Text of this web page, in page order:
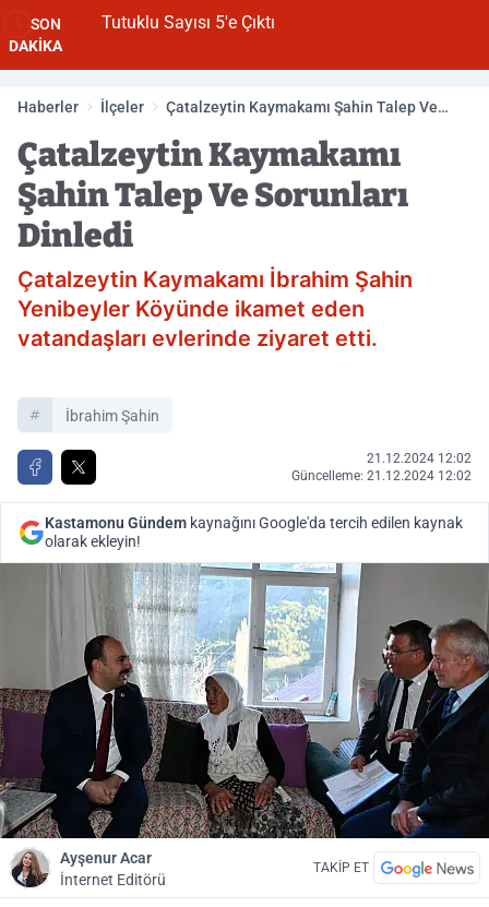
SON
DAKİKA
Tutuklu Sayısı 5'e Çıktı
Haberler İlçeler
Çatalzeytin Kaymakamı Şahin Talep Ve
Çatalzeytin Kaymakamı
Şahin Talep Ve Sorunları
Dinledi
Çatalzeytin Kaymakamı İbrahim Şahin
Yenibeyler Köyünde ikamet eden
vatandaşları evlerinde ziyaret etti.
İbrahim Şahin
21.12.2024 12:02
Güncelleme: 21.12.2024 12:02
Kastamonu Gündem kaynağını Google'da tercih edilen kaynak
olarak ekleyin!
Ayşenur Acar
İnternet Editörü
TAKİP ET